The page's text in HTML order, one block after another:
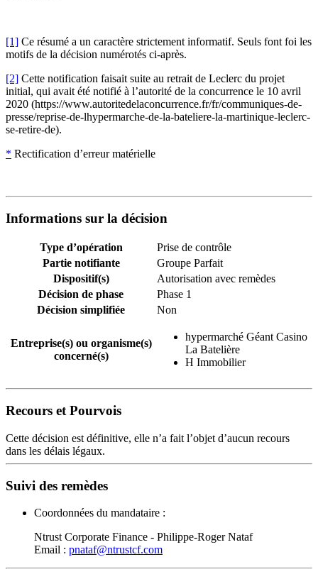
[1] Ce résumé a un caractère strictement informatif. Seuls font foi les
motifs de la décision numérotés ci-après.
[2] Cette notification faisait suite au retrait de Leclerc du projet
initial, qui avait été notifié à l’autorité de la concurrence le 10 avril
2020 (https://www.autoritedelaconcurrence.fr/fr/communiques-de-
presse/reprise-de-lhypermarche-de-la-bateliere-la-martinique-leclerc-
se-retire-de).
* Rectification d’erreur matérielle
Informations sur la décision
Type d’opération
Prise de contrôle
Partie notifiante
Groupe Parfait
Dispositif(s)
Autorisation avec remèdes
Décision de phase
Phase 1
Décision simplifiée
Non
Entreprise(s) ou organisme(s)
concerné(s)
hypermarché Géant Casino
La Batelière
H Immobilier
Recours et Pourvois
Cette décision est définitive, elle n’a fait l’objet d’aucun recours
dans les délais légaux.
Suivi des remèdes
Coordonnées du mandataire :
Ntrust Corporate Finance - Philippe-Roger Nataf
Email : pnataf@ntrustcf.com